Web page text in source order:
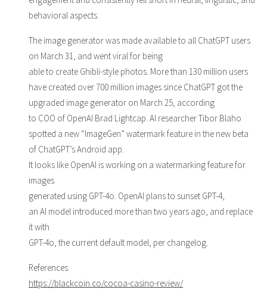
behavioral aspects.
The image generator was made available to all ChatGPT users
on March 31, and went viral for being
able to create Ghibli-style photos. More than 130 million users
have created over 700 million images since ChatGPT got the
upgraded image generator on March 25, according
to COO of OpenAI Brad Lightcap. AI researcher Tibor Blaho
spotted a new “ImageGen” watermark feature in the new beta
of ChatGPT’s Android app.
It looks like OpenAI is working on a watermarking feature for
images
generated using GPT-4o. OpenAI plans to sunset GPT-4,
an AI model introduced more than two years ago, and replace
it with
GPT-4o, the current default model, per changelog.
References:
https://blackcoin.co/cocoa-casino-review/